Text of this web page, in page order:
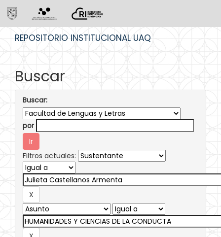
REPOSITORIO INSTITUCIONAL UAQ
Buscar
Buscar:
por
Filtros actuales: